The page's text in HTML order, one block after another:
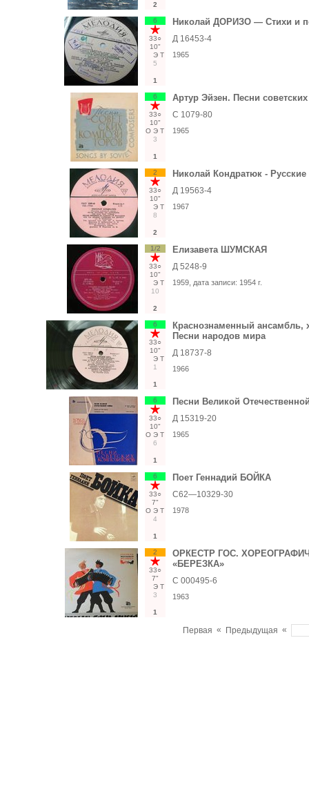
2
6
33○
10"
Э Т
5
1
Николай ДОРИЗО — Стихи и
Д 16453-4
1965
6
33○
10"
О Э Т
3
1
Артур Эйзен. Песни
С 1079-80
1965
2
33○
10"
Э Т
8
2
Николай Кондратюк -
Д 19563-4
1967
1/2
33○
10"
Э Т
10
2
Елизавета ШУМСКАЯ
Д 5248-9
1959 , дата записи: 1954 г.
6
33○
10"
Э Т
1
1
Краснознаменный ансамбль,
Песни народов мира
Д 18737-8
1966
6
33○
10"
О Э Т
6
1
Песни Великой
Д 15319-20
1965
6
33○
7"
О Э Т
4
1
Поет Геннадий БОЙКА
С62—10329-30
1978
2
33○
7"
Э Т
3
1
ОРКЕСТР ГОС.
«БЕРЕЗКА»
С 000495-6
1963
Первая « Предыдущая «